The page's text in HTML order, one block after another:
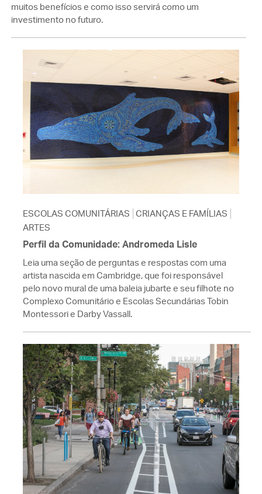
muitos benefícios e como isso servirá como um
investimento no futuro.
ESCOLAS COMUNITÁRIAS CRIANÇAS E FAMÍLIAS
ARTES
Perfil da Comunidade: Andromeda Lisle
Leia uma seção de perguntas e respostas com uma
artista nascida em Cambridge, que foi responsável
pelo novo mural de uma baleia jubarte e seu filhote no
Complexo Comunitário e Escolas Secundárias Tobin
Montessori e Darby Vassall.